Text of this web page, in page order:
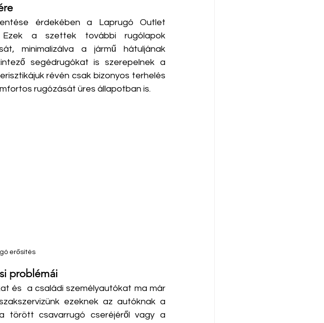
érdekében a Laprugó Outlet
a szettek további rugólapok
minimalizálva a jármű hátuljának
segédrugókat is szerepelnek a
révén csak bizonyos terhelés
rugózását üres állapotban is.
erősítés
problémái
és  a családi személyautókat ma már
ezeknek az autóknak a
törött csavarrugó cseréjéről vagy a